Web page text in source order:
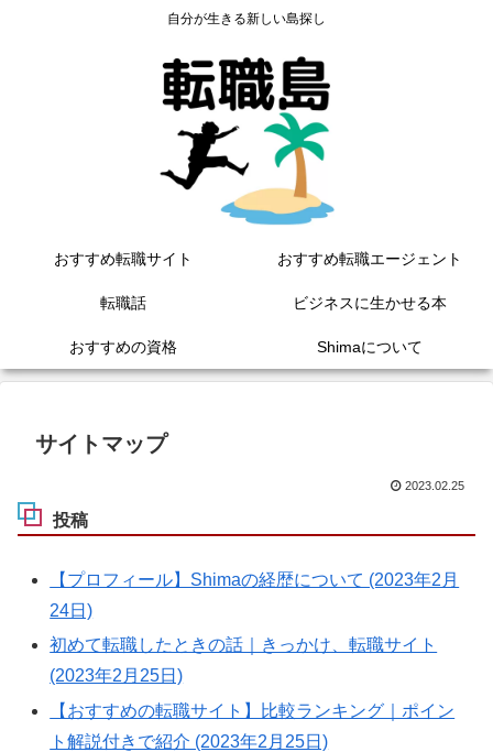
自分が生きる新しい島探し
おすすめ転職サイト おすすめ転職エージェント
転職話 ビジネスに生かせる本
おすすめの資格 Shimaについて
サイトマップ
2023.02.25
投稿
【プロフィール】Shimaの経歴について (2023年2月
24日)
初めて転職したときの話｜きっかけ、転職サイト
(2023年2月25日)
【おすすめの転職サイト】比較ランキング｜ポイン
ト解説付きで紹介 (2023年2月25日)